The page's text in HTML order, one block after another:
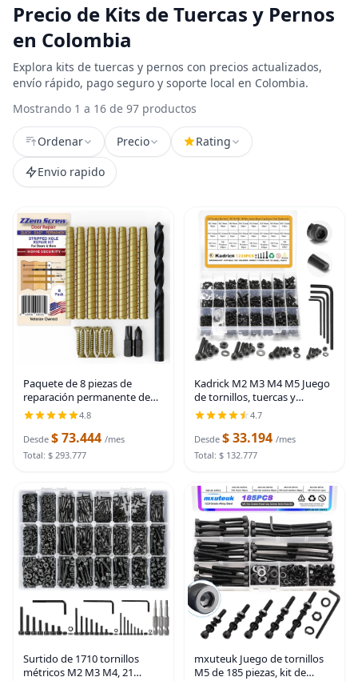
Precio de Kits de Tuercas y Pernos
en Colombia
Explora kits de tuercas y pernos con precios actualizados,
envío rápido, pago seguro y soporte local en Colombia.
Mostrando 1 a 16 de 97 productos
Ordenar Precio
Rating
Envio rapido
Paquete de 8 piezas de
reparación permanente de
agujeros para tornillos y
seguridad para reparación de
agujeros de
4.8
Desde $ 73.444 /mes
Total: $ 293.777
Kadrick M2 M3 M4 M5 Juego
de tornillos, tuercas y
arandelas, Grado 12.9 Acero
de aleación, Kit de pernos y
tuercas métricos de cabeza
hexagonal con
4.7
Desde $ 33.194 /mes
Total: $ 132.777
Surtido de 1710 tornillos
métricos M2 M3 M4, 21
mxuteuk Juego de tornillos
M5 de 185 piezas, kit de